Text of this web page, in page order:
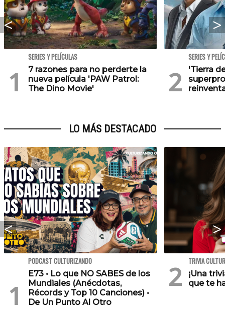
SERIES Y PELÍCULAS
7 razones para no perderte la
nueva película 'PAW Patrol:
The Dino Movie'
SERIES Y
'Tierra
LO MÁS DESTACADO
PODCAST CULTURIZANDO
E73 • Lo que NO SABES de los
Mundiales (Anécdotas,
Récords y Top 10 Canciones) •
De Un Punto Al Otro
TRIVIA
¡Una
que te